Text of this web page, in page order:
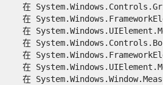
在
在
在
在
在
在
在